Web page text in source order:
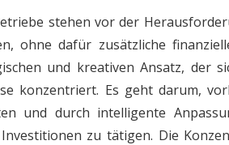
stehen vor der
ohne dafür zusätzliche
und kreativen Ansatz, der
konzentriert. Es geht darum,
und durch intelligente
zu tätigen. Die